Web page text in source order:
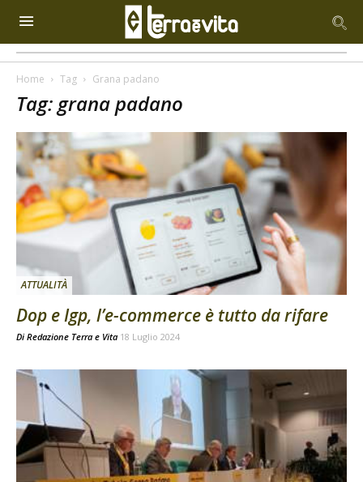
Home Tag Grana padano
Tag: grana padano
ATTUALITÀ
Dop e Igp, l’e-commerce è tutto da rifare
Di Redazione Terra e Vita 18 Luglio 2024